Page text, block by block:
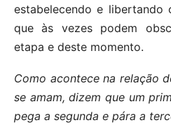
estabelecendo e libertando
que às vezes podem
etapa e deste momento.
Como acontece na relação
se amam, dizem que um
pega a segunda e pára a